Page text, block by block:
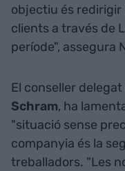
objectiu és
clients a través de
període", assegura
El conseller
Schram, ha
"situació sense
companyia és la
treballadors. "Les